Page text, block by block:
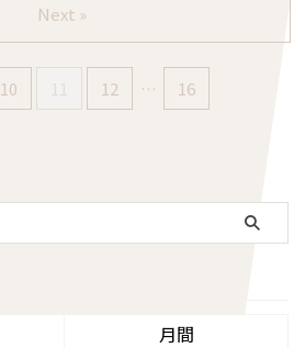
10 11 12 … 16
Next »
月間